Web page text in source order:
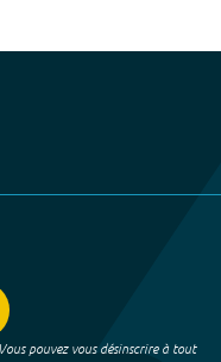
pouvez vous désinscrire à tout